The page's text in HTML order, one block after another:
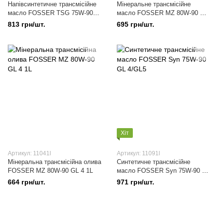
Напівсинтетичне трансмісійне
масло FOSSER TSG 75W-90
GL 4 1L
813 грн/шт.
Мінеральне трансмісійне
масло FOSSER MZ 80W-90 GL
5 1L
695 грн/шт.
Артикул: 11041l
Мінеральна трансмісійна олива
FOSSER MZ 80W-90 GL 4 1L
664 грн/шт.
Хіт
Артикул: 11091l
Синтетичне трансмісійне
масло FOSSER Syn 75W-90 GL
4/GL5
971 грн/шт.